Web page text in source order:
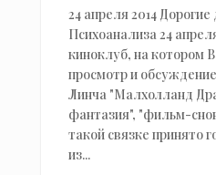
24 апреля 2014
Психоанализа 24
киноклуб, на котором
просмотр и
Линча "Малхолланд
фантазия", "фильм-
такой связке принято
из...